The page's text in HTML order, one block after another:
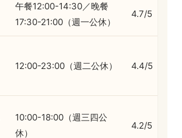
午餐12:00-14:30／晚餐
17:30-21:00（週一公休）
4.7/5
12:00-23:00（週二公休） 4.4/5
10:00-18:00（週三四公
休）
4.2/5